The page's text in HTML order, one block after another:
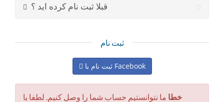
قبلا ثبت نام کرده اید ؟
ثبت نام
ثبت نام با Facebook
خطا ما نتوانستیم حساب شما را وصل کنیم. لطفا با